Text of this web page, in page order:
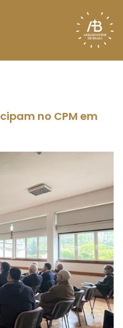
no CPM em